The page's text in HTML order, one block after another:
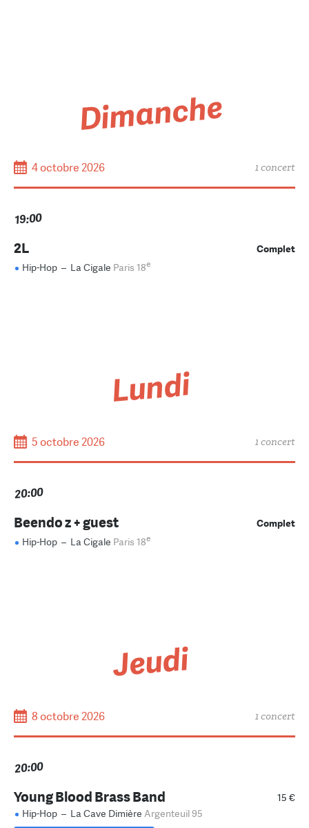
Dimanche
4 octobre 2026 1 concert
19:00
Complet
2L
Hip-Hop – La Cigale Paris 18e
Lundi
5 octobre 2026 1 concert
20:00
Complet
Beendo z + guest
Hip-Hop – La Cigale Paris 18e
Jeudi
8 octobre 2026 1 concert
20:00
15 €
Young Blood Brass Band
Hip-Hop – La Cave Dimière Argenteuil 95